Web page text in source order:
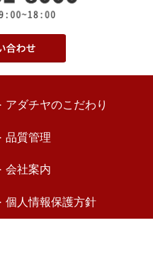
アダチヤのこだわり
品質管理
会社案内
個人情報保護方針